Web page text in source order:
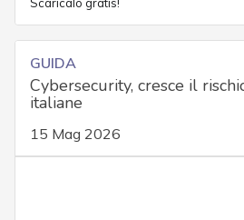
GUIDA
Cybersecurity, cresce il
italiane
15 Mag 2026